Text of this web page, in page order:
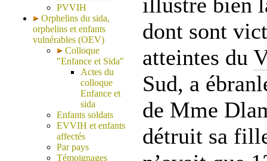
PVVIH
Orphelins du sida,
orphelins et enfants
vulnérables (OEV)
Colloque
"Enfance et Sida"
Actes du
colloque
Enfance et
sida
Enfants soldats
EVVIH et enfants
affectés
Par pays
Témoignages
dont sont
atteintes du
Sud, a
de Mme
détruit sa